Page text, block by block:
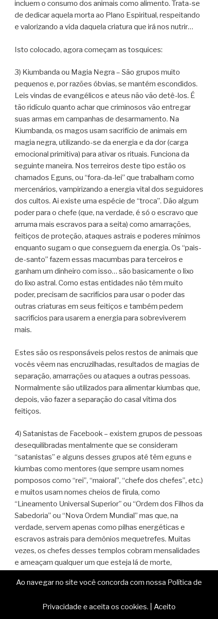
incluem o consumo dos animais como alimento. Trata-se
de dedicar aquela morta ao Plano Espiritual, respeitando
e valorizando a vida daquela criatura que irá nos nutrir…
Isto colocado, agora começam as tosquices:
3) Kiumbanda ou Magia Negra – São grupos muito
pequenos e, por razões óbvias, se mantém escondidos.
Leis vindas de evangélicos e ateus não vão detê-los. É
tão ridículo quanto achar que criminosos vão entregar
suas armas em campanhas de desarmamento. Na
Kiumbanda, os magos usam sacrifício de animais em
magia negra, utilizando-se da energia e da dor (carga
emocional primitiva) para ativar os rituais. Funciona da
seguinte maneira. Nos terreiros deste tipo estão os
chamados Eguns, ou “fora-da-lei” que trabalham como
mercenários, vampirizando a energia vital dos seguidores
dos cultos. Ai existe uma espécie de “troca”. Dão algum
poder para o chefe (que, na verdade, é só o escravo que
arruma mais escravos para a seita) como amarrações,
feitiços de proteção, ataques astrais e poderes mínimos
enquanto sugam o que conseguem da energia. Os “pais-
de-santo” fazem essas macumbas para terceiros e
ganham um dinheiro com isso… são basicamente o lixo
do lixo astral. Como estas entidades não têm muito
poder, precisam de sacrifícios para usar o poder das
outras criaturas em seus feitiços e também pedem
sacrifícios para usarem a energia para sobreviverem
mais.
Estes são os responsáveis pelos restos de animais que
vocês vêem nas encruzilhadas, resultados de magias de
separação, amarrações ou ataques a outras pessoas.
Normalmente são utilizados para alimentar kiumbas que,
depois, vão fazer a separação do casal vítima dos
feitiços.
4) Satanistas de Facebook – existem grupos de pessoas
desequilibradas mentalmente que se consideram
“satanistas” e alguns desses grupos até têm eguns e
kiumbas como mentores (que sempre usam nomes
pomposos como “rei”, “maioral”, “chefe dos chefes”, etc.)
e muitos usam nomes cheios de firula, como
“Lineamento Universal Superior” ou “Ordem dos Filhos da
Sabedoria” ou “Nova Ordem Mundial” mas que, na
verdade, servem apenas como pilhas energéticas e
escravos astrais para demônios mequetrefes. Muitas
vezes, os chefes desses templos cobram mensalidades
e ameaçam qualquer um que esteja lá de morte,
suas ordens. Os membros desses grupos normalmente
tipo de “poder” mas acabam apenas servindo como
Ao navegar no site você concorda com nossa Política de
Privacidade e aceita os cookies. Aceito